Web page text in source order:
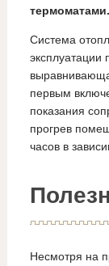
термоматами.
Система
эксплуатации
первым
показания
прогрев
часов в
Несмотря на